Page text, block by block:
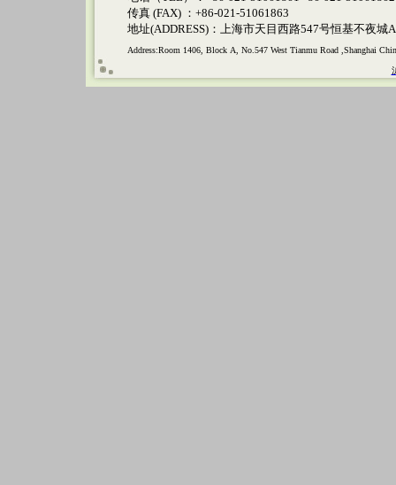
传真 (FAX) ：+86-021-51061863
地址(ADDRESS)：上海市天目西路547号恒基不夜城
Address:Room 1406, Block A, No.547 West Tianmu Road ,Shanghai